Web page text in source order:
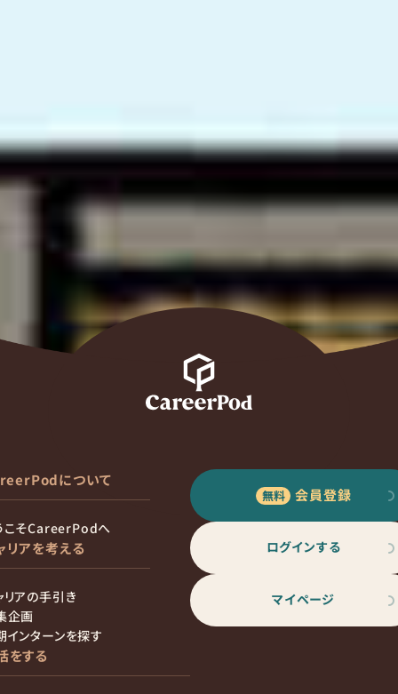
について
こそCareerPodへ
リアを考える
リアの手引き
企画
インターンを探す
をする
会員登録
ログインする
マイページ